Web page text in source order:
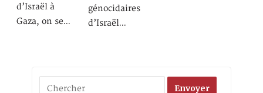
d’Israël à
Gaza, on se…
génocidaires
d’Israël…